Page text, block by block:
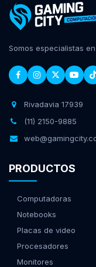
Somos especialistas
Rivadavia 17939
(11) 2150-9885
PRODUCTOS
Computadoras
Notebooks
Placas de video
Procesadores
Monitores